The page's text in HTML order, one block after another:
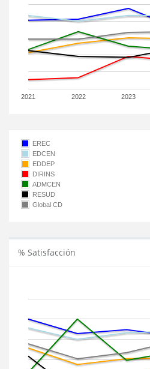
2021 2022 2023
EREC
EDCEN
EDDEP
DIRINS
ADMCEN
RESUD
Global CD
% Satisfacción